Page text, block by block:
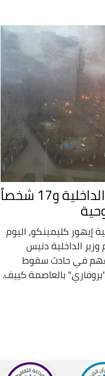
أوكرانيا : هلاك وزير الداخلية و17 شخصاً
إيهور كليمينكو، اليوم
بينهم وزير الداخلية دنيس
في حادث سقوط
بالعاصمة كييف.